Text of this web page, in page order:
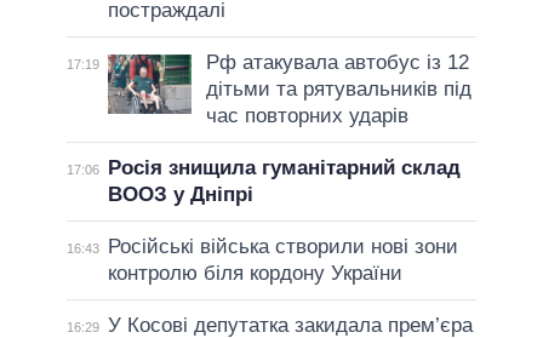
постраждалі
17:19
Рф атакувала автобус із 12
дітьми та рятувальників під
час повторних ударів
17:06
Росія знищила гуманітарний склад
ВООЗ у Дніпрі
16:43
Російські війська створили нові зони
контролю біля кордону України
16:29 У Косові депутатка закидала прем’єра